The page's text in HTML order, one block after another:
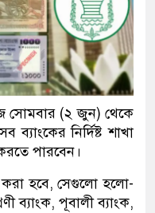
সোমবার (২ জুন) থেকে
নির্দিষ্ট শাখা
পারবেন।
করা হবে, সেগুলো হলো-
ব্যাংক, পূবালী ব্যাংক,